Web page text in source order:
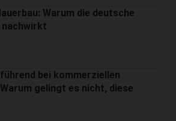
Warum die deutsche
nachwirkt
bei kommerziellen
gelingt es nicht, diese